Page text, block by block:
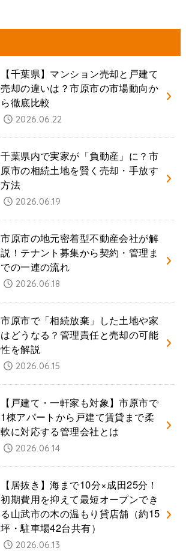
【千葉県】マンション売却と戸建て
売却の違いは？市原市の市場動向か
ら徹底比較
2026.06.22
千葉県内で実家が「負動産」に？市
原市の相続土地を賢く売却・手放す
方法
2026.06.19
市原市の地元密着型不動産会社が解
説！テナント募集から契約・管理ま
での一連の流れ
2026.06.18
市原市で「相続放棄」した土地や家
はどうなる？管理責任と売却の可能
性を解説
2026.06.15
【戸建て・一軒家も対象】市原市で
1棟アパートから戸建て賃貸まで柔
軟に対応する管理会社とは
2026.06.14
【居抜き】海まで10分×成田25分！
初期費用を抑えて最短オープンでき
る山武市の木の温もり貸店舗（約15
坪・駐車場42台共有）
2026.06.13